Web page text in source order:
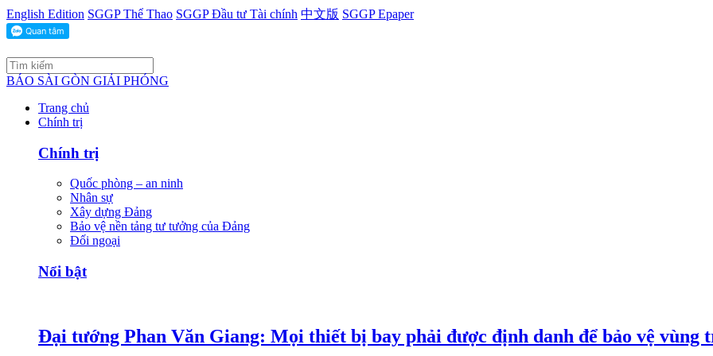
English Edition SGGP Thể Thao SGGP Đầu tư Tài chính 中文版 SGGP Epaper
BÁO SÀI GÒN GIẢI PHÓNG
Trang chủ
Chính trị
Chính trị
Quốc phòng – an ninh
Nhân sự
Xây dựng Đảng
Bảo vệ nền tảng tư tưởng của Đảng
Đối ngoại
Nổi bật
Đại tướng Phan Văn Giang: Mọi thiết bị bay phải được định danh để bảo vệ vùng